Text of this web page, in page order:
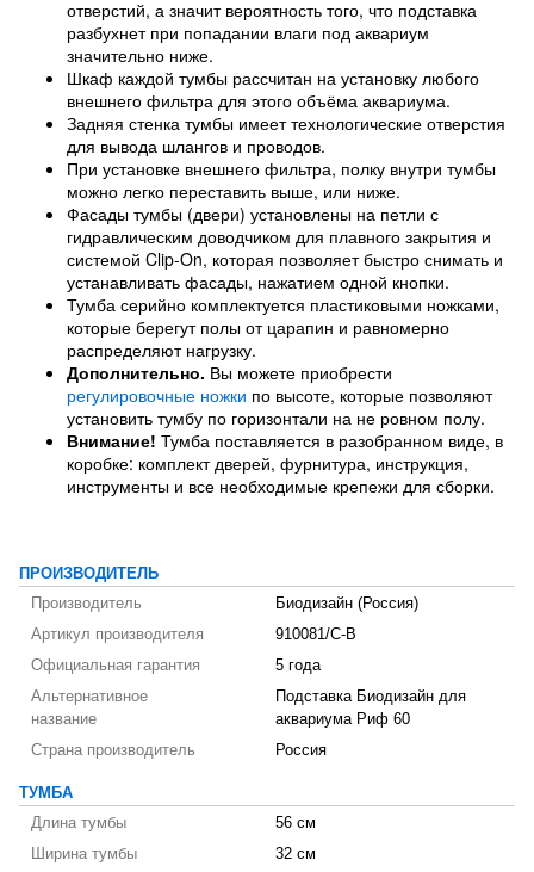
отверстий, а значит вероятность того, что подставка
разбухнет при попадании влаги под аквариум
значительно ниже.
Шкаф каждой тумбы рассчитан на установку любого
внешнего фильтра для этого объёма аквариума.
Задняя стенка тумбы имеет технологические отверстия
для вывода шлангов и проводов.
При установке внешнего фильтра, полку внутри тумбы
можно легко переставить выше, или ниже.
Фасады тумбы (двери) установлены на петли с
гидравлическим доводчиком для плавного закрытия и
системой Clip-On, которая позволяет быстро снимать и
устанавливать фасады, нажатием одной кнопки.
Тумба серийно комплектуется пластиковыми ножками,
которые берегут полы от царапин и равномерно
распределяют нагрузку.
Дополнительно. Вы можете приобрести
регулировочные ножки по высоте, которые позволяют
установить тумбу по горизонтали на не ровном полу.
Внимание! Тумба поставляется в разобранном виде, в
коробке: комплект дверей, фурнитура, инструкция,
инструменты и все необходимые крепежи для сборки.
ПРОИЗВОДИТЕЛЬ
Производитель
Биодизайн (Россия)
Артикул производителя
910081/C-B
Официальная гарантия
5 года
Альтернативное
название
Подставка Биодизайн для
аквариума Риф 60
Страна производитель
Россия
ТУМБА
Длина тумбы
56 см
Ширина тумбы
32 см